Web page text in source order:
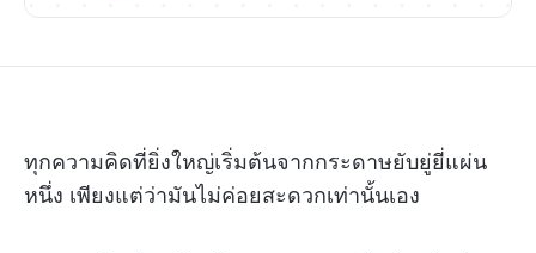
ทุกความคิดที่ยิ่งใหญ่เริ่มต้นจากกระดาษยับยู่ยี่แผ่น
หนึ่ง เพียงแต่ว่ามันไม่ค่อยสะดวกเท่านั้นเอง